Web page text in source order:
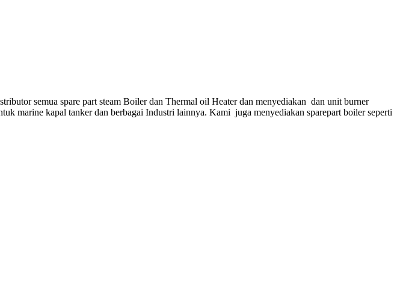
semua spare part steam Boiler dan Thermal oil Heater dan menyediakan dan unit burner
marine kapal tanker dan berbagai Industri lainnya. Kami juga menyediakan sparepart boiler seperti